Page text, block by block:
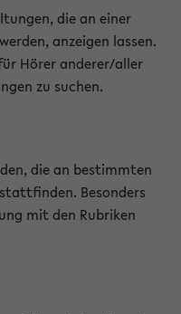
die an einer
anzeigen lassen.
Hörer anderer/aller
zu suchen.
die an bestimmten
Besonders
mit den Rubriken